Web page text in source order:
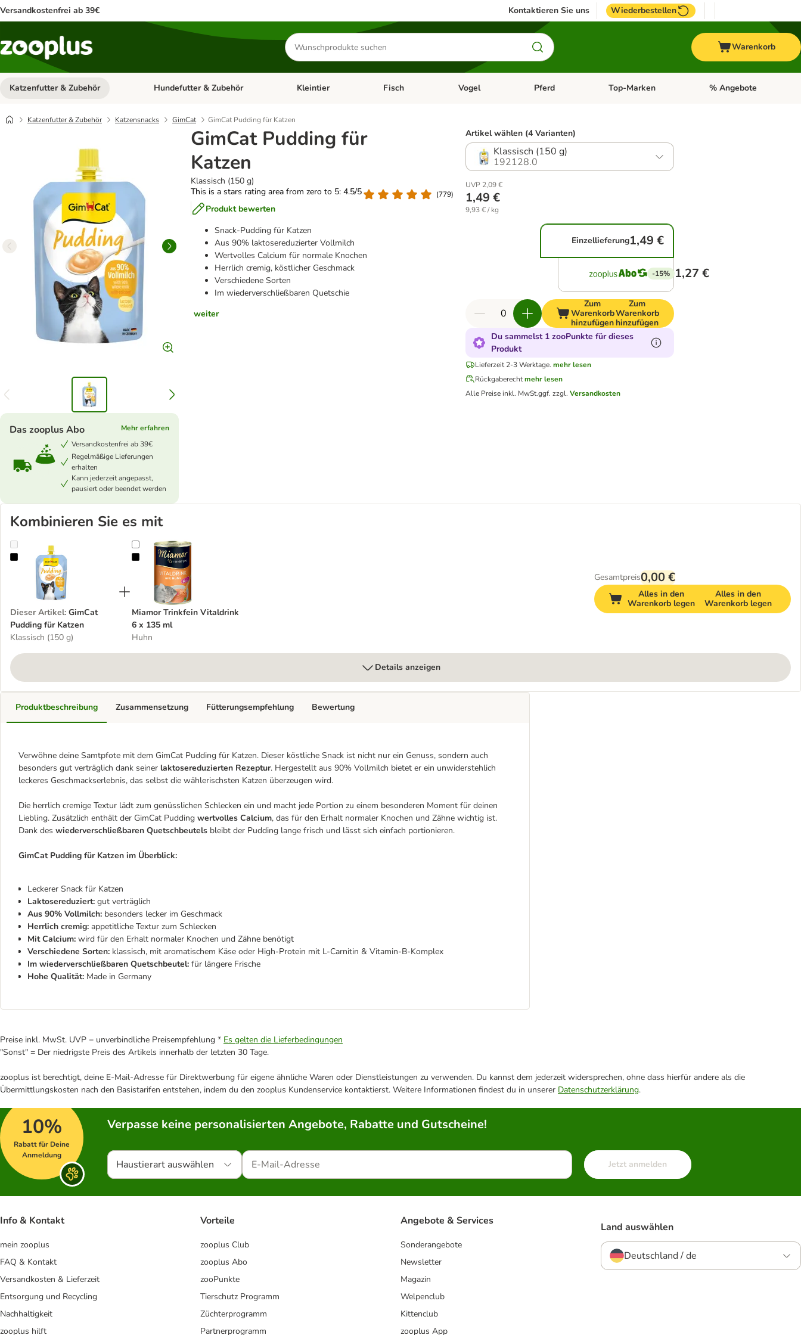
Versandkostenfrei ab 39€ Kontaktieren Sie uns Wiederbestellen
Produkte
suchen
Warenkorb
Katzenfutter & Zubehör Kategorie-Menü öffnen: Katzenfutter & Zubehör
Hundefutter & Zubehör Kategorie-Menü öffnen: Hundefutter & Zubehör
Kleintier Kategorie-Menü öffnen: Kleintier
Fisch Kategorie-Menü öffnen: Fisch
Vogel Kategorie-Menü öffnen: Vogel
Pferd Kategorie-Menü öffnen: Pferd
Top-Marken Kategorie-Menü öffnen:
% Angebote
Katzenfutter & Zubehör Katzensnacks GimCat GimCat Pudding für Katzen
GimCat Pudding für
Katzen
Klassisch (150 g)
This is a stars rating area from zero to 5: 4.5/5
(779)
Produkt bewerten
Snack-Pudding für Katzen
Aus 90% laktosereduzierter Vollmilch
Wertvolles Calcium für normale Knochen
Herrlich cremig, köstlicher Geschmack
Verschiedene Sorten
Im wiederverschließbaren Quetschie
weiter
Das zooplus Abo
Mehr erfahren
Versandkostenfrei ab 39€
Regelmäßige Lieferungen
erhalten
Kann jederzeit angepasst,
pausiert oder beendet werden
Artikel wählen (4 Varianten)
Klassisch (150 g)
192128.0
UVP 2,09 €
1,49 €
9,93 € / kg
Einzellieferung1,49 €
-15% 1,27 €
Zum
Warenkorb
hinzufügen
Zum
Warenkorb
hinzufügen
Du sammelst 1 zooPunkte für dieses
Produkt
Lieferzeit 2-3 Werktage. mehr lesen
Rückgaberecht mehr lesen
Alle Preise inkl. MwSt.ggf. zzgl. Versandkosten
Kombinieren Sie es mit
GimCat Pudding für Katzen
Dieser Artikel: GimCat
Pudding für Katzen
Klassisch (150 g)
Miamor Trinkfein Vitaldrink 6 x 135 ml
Miamor Trinkfein Vitaldrink
6 x 135 ml
Huhn
Gesamtpreis0,00 €
Alles in den
Warenkorb legen
Alles in den
Warenkorb legen
Details anzeigen
Produktbeschreibung
Verwöhne deine Samtpfote mit dem GimCat Pudding für Katzen. Dieser köstliche Snack ist nicht nur ein Genuss, sondern auch
besonders gut verträglich dank seiner laktosereduzierten Rezeptur. Hergestellt aus 90% Vollmilch bietet er ein unwiderstehlich
leckeres Geschmackserlebnis, das selbst die wählerischsten Katzen überzeugen wird.
Die herrlich cremige Textur lädt zum genüsslichen Schlecken ein und macht jede Portion zu einem besonderen Moment für deinen
Liebling. Zusätzlich enthält der GimCat Pudding wertvolles Calcium, das für den Erhalt normaler Knochen und Zähne wichtig ist.
Dank des wiederverschließbaren Quetschbeutels bleibt der Pudding lange frisch und lässt sich einfach portionieren.
GimCat Pudding für Katzen im Überblick:
Leckerer Snack für Katzen
Laktosereduziert: gut verträglich
Aus 90% Vollmilch: besonders lecker im Geschmack
Herrlich cremig: appetitliche Textur zum Schlecken
Mit Calcium: wird für den Erhalt normaler Knochen und Zähne benötigt
Verschiedene Sorten: klassisch, mit aromatischem Käse oder High-Protein mit L-Carnitin & Vitamin-B-Komplex
Im wiederverschließbaren Quetschbeutel: für längere Frische
Hohe Qualität: Made in Germany
Zusammensetzung Fütterungsempfehlung Bewertung
Preise inkl. MwSt. UVP = unverbindliche Preisempfehlung * Es gelten die Lieferbedingungen
"Sonst" = Der niedrigste Preis des Artikels innerhalb der letzten 30 Tage.
zooplus ist berechtigt, deine E-Mail-Adresse für Direktwerbung für eigene ähnliche Waren oder Dienstleistungen zu verwenden. Du kannst dem jederzeit widersprechen, ohne dass hierfür andere als die
Übermittlungskosten nach den Basistarifen entstehen, indem du den zooplus Kundenservice kontaktierst. Weitere Informationen findest du in unserer Datenschutzerklärung.
10%
Rabatt für Deine
Anmeldung
Verpasse keine personalisierten Angebote, Rabatte und Gutscheine!
Haustierart auswählen Jetzt anmelden
Info & Kontakt
mein zooplus
FAQ & Kontakt
Versandkosten & Lieferzeit
Entsorgung und Recycling
Nachhaltigkeit
zooplus hilft
Vorteile
zooplus Club
zooplus Abo
zooPunkte
Tierschutz Programm
Züchterprogramm
Partnerprogramm
Angebote & Services
Sonderangebote
Newsletter
Magazin
Welpenclub
Kittenclub
zooplus App
Land auswählen
Deutschland / de